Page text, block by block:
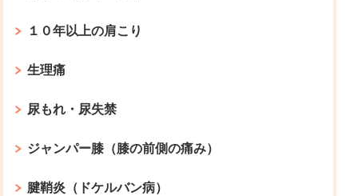
１０年以上の肩こり
生理痛
尿もれ・尿失禁
ジャンパー膝（膝の前側の痛み）
腱鞘炎（ドケルバン病）